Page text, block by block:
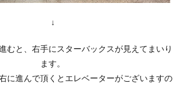
↓
むと、右手にスターバックスが見えてまいり
ます。
に進んで頂くとエレベーターがございますの